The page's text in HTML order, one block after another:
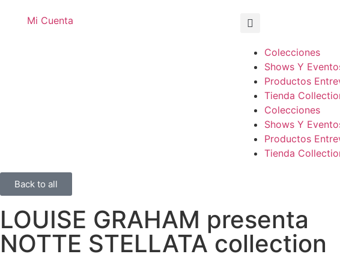
Mi Cuenta
Colecciones
Shows Y
Productos
Tienda
Colecciones
Shows Y
Productos
Tienda
Back to all
LOUISE GRAHAM presenta
NOTTE STELLATA collection